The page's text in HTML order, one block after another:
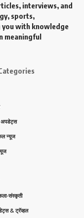
interviews, and
sports,
you with knowledge
meaningful
अपडेट्स
न्यूज
संस्कृती
& ट्रॅव्हल